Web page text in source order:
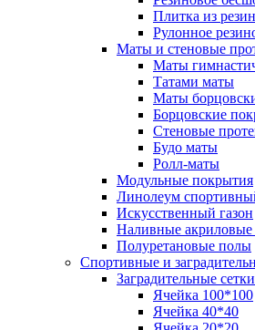
Плитка из
Рулонное
Маты и стеновые
Маты
Татами маты
Маты
Борцовские
Стеновые
Будо маты
Ролл-маты
Модульные покрытия
Линолеум
Искусственный газон
Наливные
Полуретановые полы
Спортивные и
Заградительные сетки
Ячейка 100*100
Ячейка 40*40